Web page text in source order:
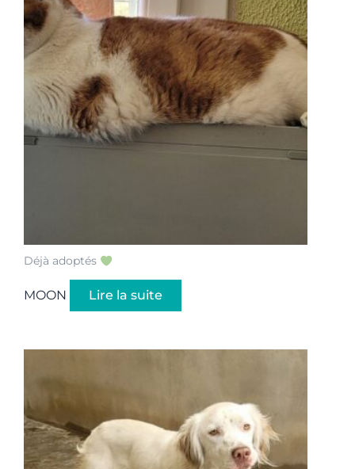
Déjà adoptés
MOON Lire la suite